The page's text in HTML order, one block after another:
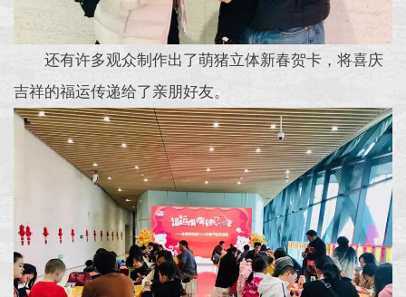
还有许多观众制作出了萌猪立体新春贺卡，将喜庆
吉祥的福运传递给了亲朋好友。